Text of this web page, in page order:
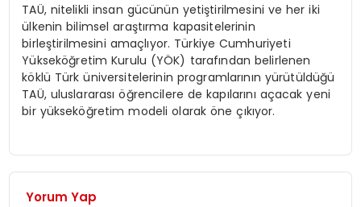
TAÜ, nitelikli insan gücünün yetiştirilmesini ve her iki
ülkenin bilimsel araştırma kapasitelerinin
birleştirilmesini amaçlıyor. Türkiye Cumhuriyeti
Yükseköğretim Kurulu (YÖK) tarafından belirlenen
köklü Türk üniversitelerinin programlarının yürütüldüğü
TAÜ, uluslararası öğrencilere de kapılarını açacak yeni
bir yükseköğretim modeli olarak öne çıkıyor.
Yorum Yap